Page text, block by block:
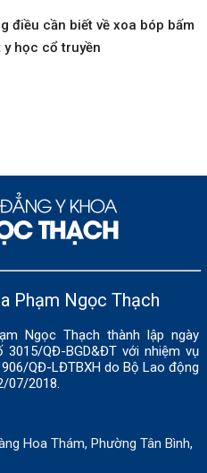
điều cần biết về xoa bóp bấm
y học cổ truyền
Phạm Ngọc Thạch
Ngọc Thạch thành lập ngày
QĐ-BGD&ĐT với nhiệm vụ
QĐ-LĐTBXH do Bộ Lao động
07/2018.
Hoa Thám, Phường Tân Bình,